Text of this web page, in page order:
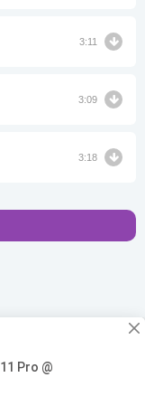
3:11
3:09
3:18